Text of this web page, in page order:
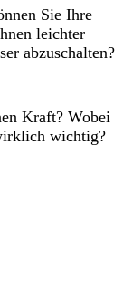
Sie Ihre
leichter
abzuschalten?
Kraft? Wobei
wichtig?